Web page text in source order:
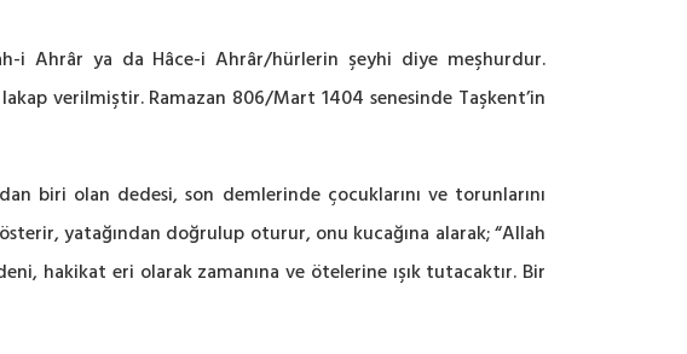
i Ahrâr ya da Hâce-i Ahrâr/hürlerin şeyhi diye meşhurdur.
verilmiştir. Ramazan 806/Mart 1404 senesinde Taşkent’in
biri olan dedesi, son demlerinde çocuklarını ve torunlarını
yatağından doğrulup oturur, onu kucağına alarak; “Allah
hakikat eri olarak zamanına ve ötelerine ışık tutacaktır. Bir